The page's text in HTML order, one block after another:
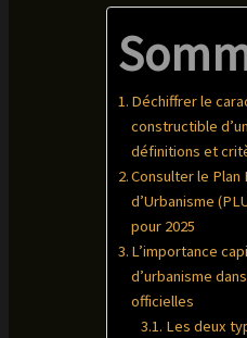
Déchiffrer le
constructible
définitions et
Consulter le Plan
d’Urbanisme
pour 2025
L’importance
d’urbanisme
officielles
Les deux